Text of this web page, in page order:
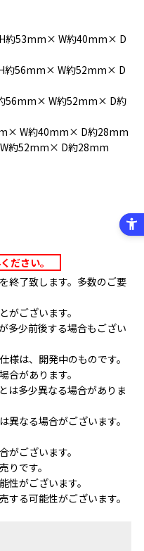
約53mm× W約40mm× D
約56mm× W約52mm× D
56mm× W約52mm× D約
W約40mm× D約28mm
約52mm× D約28mm
ださい。
終了致します。多数のご要
ございます。
多少前後する場合もござい
は、開発中のものです。
があります。
は多少異なる場合がありま
なる場合がございます。
ございます。
です。
がございます。
る可能性がございます。